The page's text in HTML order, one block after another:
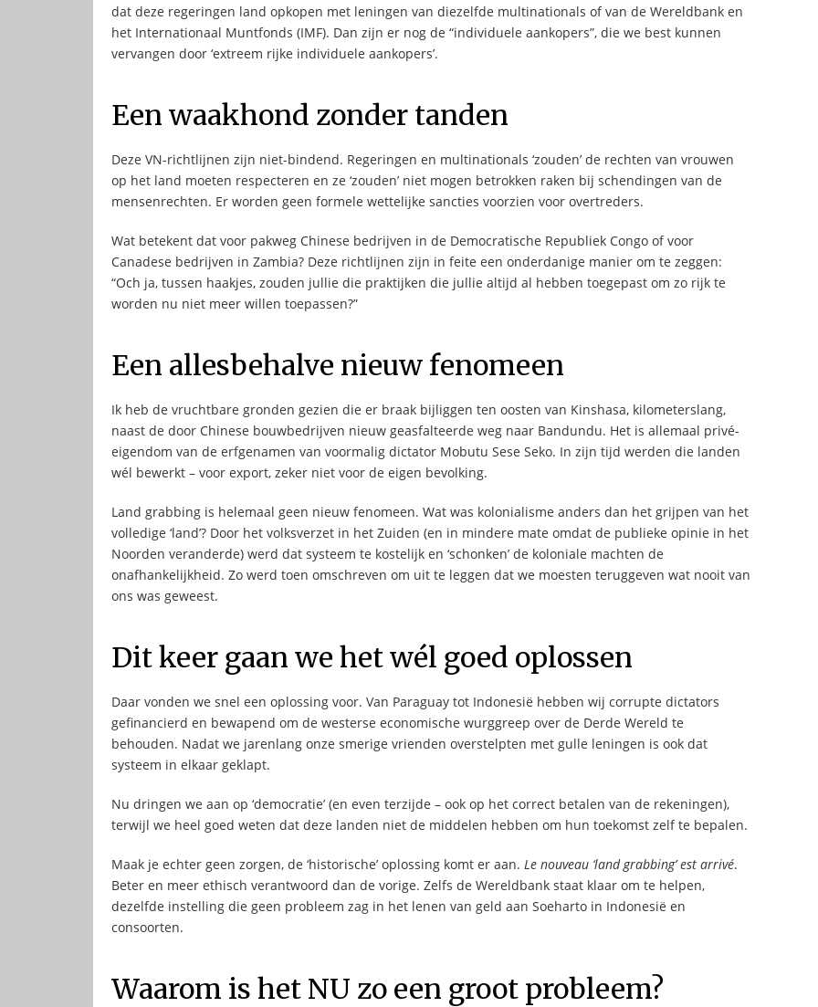
dat deze regeringen land opkopen met leningen van diezelfde multinationals of van de Wereldbank en
het Internationaal Muntfonds (IMF). Dan zijn er nog de “individuele aankopers”, die we best kunnen
vervangen door ‘extreem rijke individuele aankopers’.
Een waakhond zonder tanden
Deze VN-richtlijnen zijn niet-bindend. Regeringen en multinationals ‘zouden’ de rechten van vrouwen
op het land moeten respecteren en ze ‘zouden’ niet mogen betrokken raken bij schendingen van de
mensenrechten. Er worden geen formele wettelijke sancties voorzien voor overtreders.
Wat betekent dat voor pakweg Chinese bedrijven in de Democratische Republiek Congo of voor
Canadese bedrijven in Zambia? Deze richtlijnen zijn in feite een onderdanige manier om te zeggen:
“Och ja, tussen haakjes, zouden jullie die praktijken die jullie altijd al hebben toegepast om zo rijk te
worden nu niet meer willen toepassen?”
Een allesbehalve nieuw fenomeen
Ik heb de vruchtbare gronden gezien die er braak bijliggen ten oosten van Kinshasa, kilometerslang,
naast de door Chinese bouwbedrijven nieuw geasfalteerde weg naar Bandundu. Het is allemaal privé-
eigendom van de erfgenamen van voormalig dictator Mobutu Sese Seko. In zijn tijd werden die landen
wél bewerkt – voor export, zeker niet voor de eigen bevolking.
Land grabbing is helemaal geen nieuw fenomeen. Wat was kolonialisme anders dan het grijpen van het
volledige ‘land’? Door het volksverzet in het Zuiden (en in mindere mate omdat de publieke opinie in het
Noorden veranderde) werd dat systeem te kostelijk en ‘schonken’ de koloniale machten de
onafhankelijkheid. Zo werd toen omschreven om uit te leggen dat we moesten teruggeven wat nooit van
ons was geweest.
Dit keer gaan we het wél goed oplossen
Daar vonden we snel een oplossing voor. Van Paraguay tot Indonesië hebben wij corrupte dictators
gefinancierd en bewapend om de westerse economische wurggreep over de Derde Wereld te
behouden. Nadat we jarenlang onze smerige vrienden overstelpten met gulle leningen is ook dat
systeem in elkaar geklapt.
Nu dringen we aan op ‘democratie’ (en even terzijde – ook op het correct betalen van de rekeningen),
terwijl we heel goed weten dat deze landen niet de middelen hebben om hun toekomst zelf te bepalen.
Maak je echter geen zorgen, de ‘historische’ oplossing komt er aan. Le nouveau ‘land grabbing’ est arrivé.
Beter en meer ethisch verantwoord dan de vorige. Zelfs de Wereldbank staat klaar om te helpen,
dezelfde instelling die geen probleem zag in het lenen van geld aan Soeharto in Indonesië en
consoorten.
Waarom is het NU zo een groot probleem?